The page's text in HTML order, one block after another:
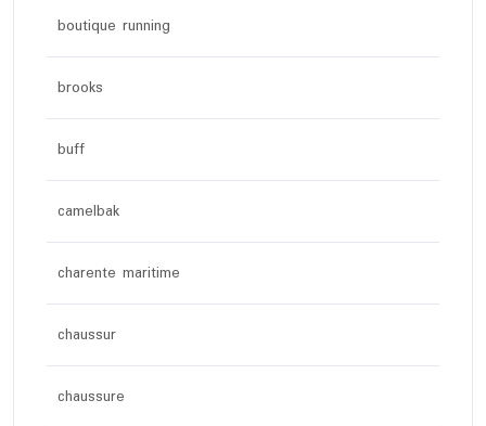
boutique running
brooks
buff
camelbak
charente maritime
chaussur
chaussure